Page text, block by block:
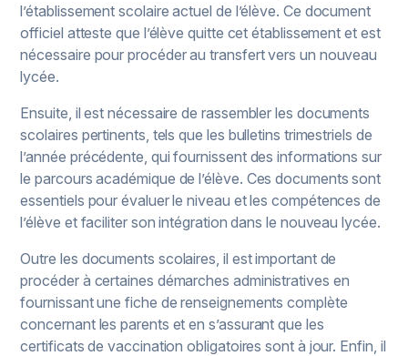
l’établissement scolaire actuel de l’élève. Ce document
officiel atteste que l’élève quitte cet établissement et est
nécessaire pour procéder au transfert vers un nouveau
lycée.
Ensuite, il est nécessaire de rassembler les documents
scolaires pertinents, tels que les bulletins trimestriels de
l’année précédente, qui fournissent des informations sur
le parcours académique de l’élève. Ces documents sont
essentiels pour évaluer le niveau et les compétences de
l’élève et faciliter son intégration dans le nouveau lycée.
Outre les documents scolaires, il est important de
procéder à certaines démarches administratives en
fournissant une fiche de renseignements complète
concernant les parents et en s’assurant que les
certificats de vaccination obligatoires sont à jour. Enfin, il